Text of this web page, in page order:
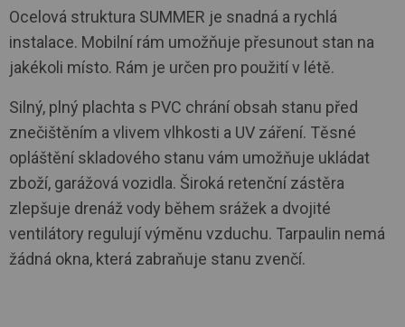
Ocelová struktura SUMMER je snadná a rychlá
instalace. Mobilní rám umožňuje přesunout stan na
jakékoli místo. Rám je určen pro použití v létě.
Silný, plný plachta s PVC chrání obsah stanu před
znečištěním a vlivem vlhkosti a UV záření. Těsné
opláštění skladového stanu vám umožňuje ukládat
zboží, garážová vozidla. Široká retenční zástěra
zlepšuje drenáž vody během srážek a dvojité
ventilátory regulují výměnu vzduchu. Tarpaulin nemá
žádná okna, která zabraňuje stanu zvenčí.